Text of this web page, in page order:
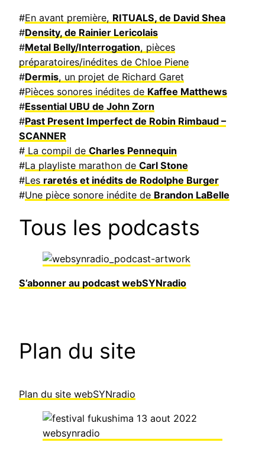
#En avant première, RITUALS, de David Shea
#Density, de Rainier Lericolais
#Metal Belly/Interrogation, pièces
préparatoires/inédites de Chloe Piene
#Dermis, un projet de Richard Garet
#Pièces sonores inédites de Kaffee Matthews
#Essential UBU de John Zorn
#Past Present Imperfect de Robin Rimbaud –
SCANNER
# La compil de Charles Pennequin
#La playliste marathon de Carl Stone
#Les raretés et inédits de Rodolphe Burger
#Une pièce sonore inédite de Brandon LaBelle
Tous les podcasts
S’abonner au podcast webSYNradio
Plan du site
Plan du site webSYNradio